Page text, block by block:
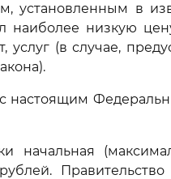
установленным в
наиболее низкую
(в случае,
с настоящим
начальная
Правительство